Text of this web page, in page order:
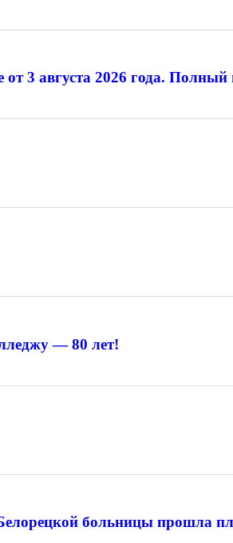
3 августа 2026 года. Полный
— 80 лет!
больницы прошла